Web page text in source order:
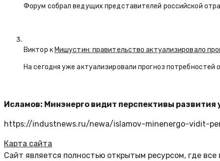
Форум собрал ведущих представителей российской
Виктор кМишустин: правительство актуализировало
На сегодня уже актуализировали прогноз
Исламов: Минэнерго видит перспективы развития
https://industnews.ru/newa/islamov-minenergo-vidit-
Карта сайта
Сайт является полностью открытым ресурсом, где